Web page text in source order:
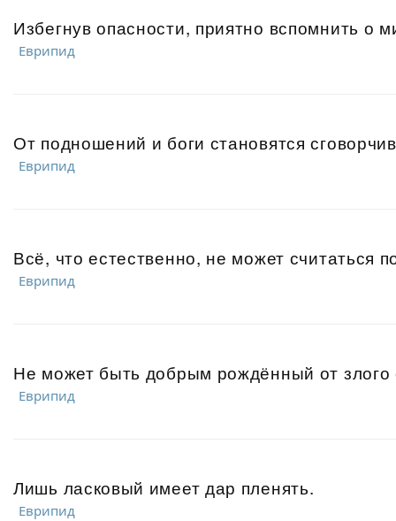
Избегнув опасности, приятно вспомнить о
Еврипид
От подношений и боги становятся
Еврипид
Всё, что естественно, не может считаться
Еврипид
Не может быть добрым рождённый от злого
Еврипид
Лишь ласковый имеет дар пленять.
Еврипид